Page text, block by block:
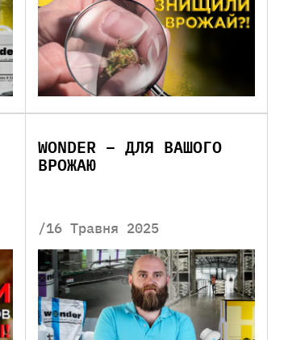
WONDER – ДЛЯ ВАШОГО
ВРОЖАЮ
/16 Травня 2025